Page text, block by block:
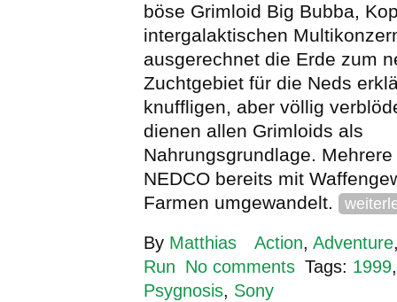
böse Grimloid Big Bubba,
intergalaktischen
ausgerechnet die Erde zum
Zuchtgebiet für die Neds
knuffligen, aber völlig
dienen allen Grimloids als
Nahrungsgrundlage.
NEDCO bereits mit
Farmen umgewandelt.
By Matthias Action, Adventure
Run No comments Tags: 1999
Psygnosis, Sony